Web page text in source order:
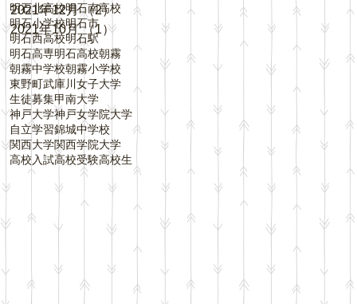
2021年12月 （2）2件の記事
2021年10月 （1）1件の記事
明石北高校明石南高校
明石小学校明石市
明石西高校明石駅
明石高専明石高校朝霧
朝霧中学校朝霧小学校
東野町武庫川女子大学
生徒募集甲南大学
神戸大学神戸女学院大学
自立学習錦城中学校
関西大学関西学院大学
高校入試高校受験高校生